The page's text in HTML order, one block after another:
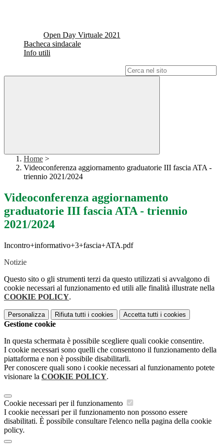
Open Day Virtuale 2021
Bacheca sindacale
Info utili
Home >
Videoconferenza aggiornamento graduatorie III fascia ATA -
triennio 2021/2024
Videoconferenza aggiornamento
graduatorie III fascia ATA - triennio
2021/2024
Incontro+informativo+3+fascia+ATA.pdf
Notizie
Questo sito o gli strumenti terzi da questo utilizzati si avvalgono di
cookie necessari al funzionamento ed utili alle finalità illustrate nella
COOKIE POLICY.
Personalizza Rifiuta tutti i cookies Accetta tutti i cookies
Gestione cookie
In questa schermata è possibile scegliere quali cookie consentire.
I cookie necessari sono quelli che consentono il funzionamento della
piattaforma e non è possibile disabilitarli.
Per conoscere quali sono i cookie necessari al funzionamento potete
visionare la COOKIE POLICY.
Cookie necessari per il funzionamento
I cookie necessari per il funzionamento non possono essere
disabilitati. È possibile consultare l'elenco nella pagina della cookie
policy.